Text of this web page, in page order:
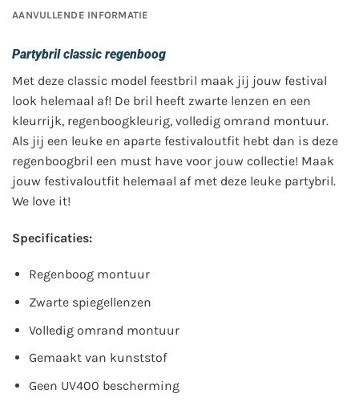
AANVULLENDE INFORMATIE
Partybril classic regenboog
Met deze classic model feestbril maak jij jouw festival
look helemaal af! De bril heeft zwarte lenzen en een
kleurrijk, regenboogkleurig, volledig omrand montuur.
Als jij een leuke en aparte festivaloutfit hebt dan is deze
regenboogbril een must have voor jouw collectie! Maak
jouw festivaloutfit helemaal af met deze leuke partybril.
We love it!
Specificaties:
Regenboog montuur
Zwarte spiegellenzen
Volledig omrand montuur
Gemaakt van kunststof
Geen UV400 bescherming